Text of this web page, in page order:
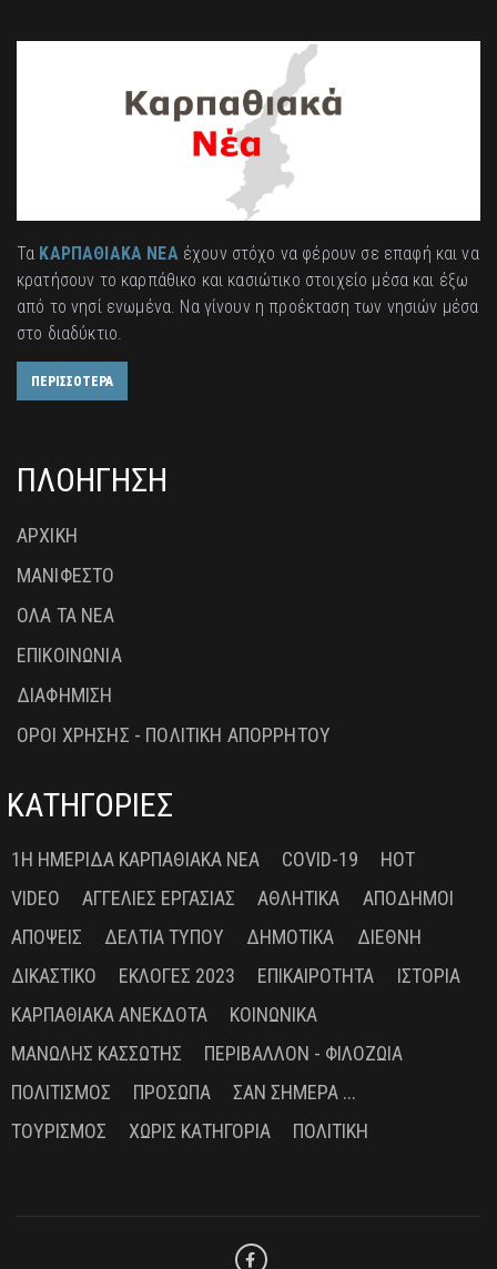
Τα ΚΑΡΠΑΘΙΑΚΑ ΝΕΑέχουν στόχο να φέρουν σε επαφή και να
κρατήσουν το καρπάθικο και κασιώτικο στοιχείο μέσα και έξω
από το νησί ενωμένα. Να γίνουν η προέκταση των νησιών μέσα
στο διαδύκτιο.
ΠΕΡΙΣΣΟΤΕΡΑ
ΠΛΟΗΓΗΣΗ
ΑΡΧΙΚΗ
ΜΑΝΙΦΕΣΤΟ
ΟΛΑ ΤΑ ΝΕΑ
ΕΠΙΚΟΙΝΩΝΙΑ
ΔΙΑΦΗΜΙΣΗ
ΟΡΟΙ ΧΡΗΣΗΣ - ΠΟΛΙΤΙΚΗ ΑΠΟΡΡΗΤΟΥ
ΚΑΤΗΓΟΡΙΕΣ
1Η ΗΜΕΡΊΔΑ ΚΑΡΠΑΘΙΑΚΆ ΝΈΑ COVID-19
HOT
VIDEO
ΑΓΓΕΛΊΕΣ ΕΡΓΑΣΊΑΣ ΑΘΛΗΤΙΚΆ
ΑΠΌΔΗΜΟΙ
ΑΠΌΨΕΙΣ
ΔΕΛΤΊΑ ΤΎΠΟΥ ΔΗΜΟΤΙΚΆ
ΔΙΕΘΝΉ
ΔΙΚΑΣΤΙΚΌ
ΕΚΛΟΓΈΣ 2023 ΕΠΙΚΑΙΡΌΤΗΤΑ
ΙΣΤΟΡΊΑ
ΚΑΡΠΑΘΙΑΚΆ ΑΝΈΚΔΟΤΑ
ΚΟΙΝΩΝΙΚΆ
ΜΑΝΏΛΗΣ ΚΑΣΣΏΤΗΣ
ΠΕΡΙΒΆΛΛΟΝ - ΦΙΛΟΖΩΊΑ
ΠΟΛΙΤΙΣΜΌΣ
ΠΡΌΣΩΠΑ
ΣΑΝ ΣΉΜΕΡΑ ...
ΤΟΥΡΙΣΜΌΣ
ΧΩΡΊΣ ΚΑΤΗΓΟΡΊΑ ΠΟΛΙΤΙΚΉ